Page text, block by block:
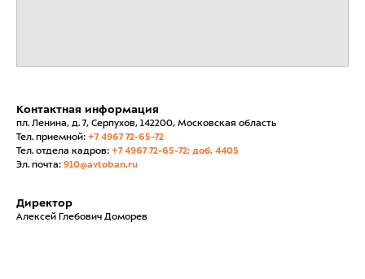
Контактная информация
пл. Ленина, д. 7, Серпухов, 142200, Московская область
Тел. приемной: +7 4967 72-65-72
Тел. отдела кадров: +7 4967 72-65-72; доб. 4405
Эл. почта: 910@avtoban.ru
Директор
Алексей Глебович Доморев